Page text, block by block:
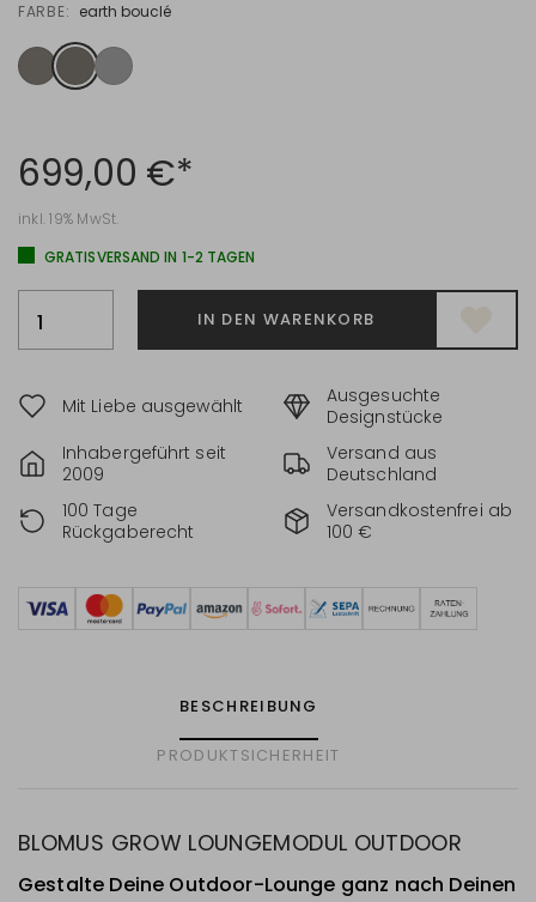
FARBE: earth bouclé
699,00 €*
inkl. 19% MwSt.
GRATISVERSAND IN 1-2 TAGEN
IN DEN WARENKORB
Mit Liebe ausgewählt
Ausgesuchte
Designstücke
Inhabergeführt seit
2009
Versand aus
Deutschland
100 Tage
Rückgaberecht
Versandkostenfrei ab
100 €
BESCHREIBUNG
PRODUKTSICHERHEIT
BLOMUS GROW LOUNGEMODUL OUTDOOR
Gestalte Deine Outdoor-Lounge ganz nach Deinen